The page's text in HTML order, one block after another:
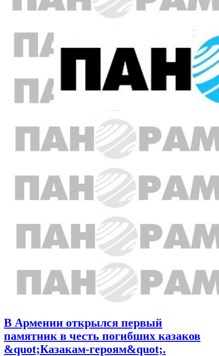
В Армении открылся первый
памятник в честь погибших казаков
&quot;Казакам-героям&quot;.